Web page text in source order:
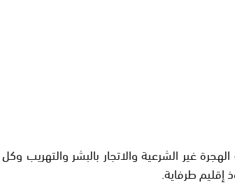
غير الشرعية والاتجار بالبشر
إقليم طرفاية.